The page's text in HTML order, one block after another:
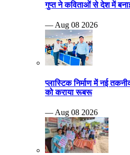
गुप्त ने कविताओं से देश में
— Aug 08 2026
प्लास्टिक निर्माण में नई
को कराया रूबरू
— Aug 08 2026